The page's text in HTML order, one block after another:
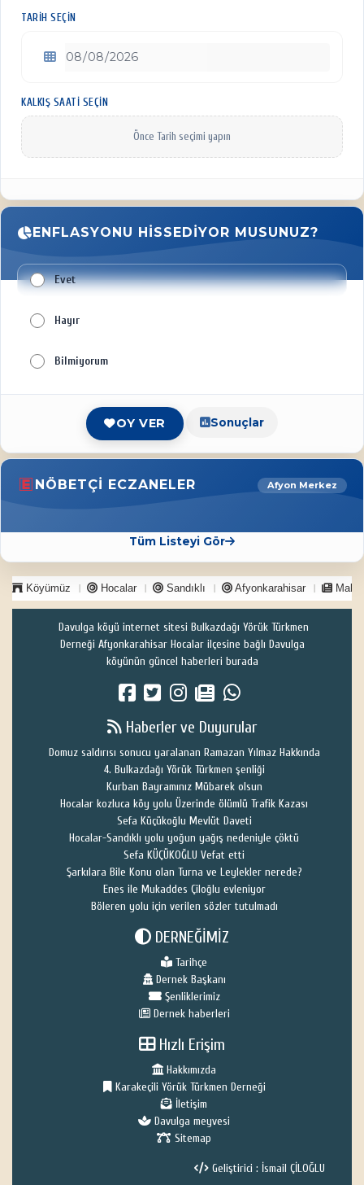
TARIH SEÇIN
KALKIŞ SAATI SEÇIN
Önce Tarih seçimi yapın
ENFLASYONU HISSEDIYOR MUSUNUZ?
Evet
Hayır
Bilmiyorum
OY VER Sonuçlar
NÖBETÇI ECZANELER Afyon Merkez
Tüm Listeyi Gör
Köyümüz Hocalar Sandıklı Afyonkarahisar
Davulga köyü internet sitesi Bulkazdağı Yörük Türkmen
Derneği Afyonkarahisar Hocalar ilçesine bağlı Davulga
köyünün güncel haberleri burada
Haberler ve Duyurular
Domuz saldırısı sonucu yaralanan Ramazan Yılmaz Hakkında
4. Bulkazdağı Yörük Türkmen şenliği
Kurban Bayramınız Mübarek olsun
Hocalar kozluca köy yolu Üzerinde ölümlü Trafik Kazası
Sefa Küçükoğlu Mevlüt Daveti
Hocalar-Sandıklı yolu yoğun yağış nedeniyle çöktü
Sefa KÜÇÜKOĞLU Vefat etti
Şarkılara Bile Konu olan Turna ve Leylekler nerede?
Enes ile Mukaddes Çiloğlu evleniyor
Böleren yolu için verilen sözler tutulmadı
DERNEĞİMİZ
Tarihçe
Dernek Başkanı
Şenliklerimiz
Dernek haberleri
Hızlı Erişim
Hakkımızda
Karakeçili Yörük Türkmen Derneği
İletişim
Davulga meyvesi
Sitemap
Geliştirici : İsmail ÇİLOĞLU